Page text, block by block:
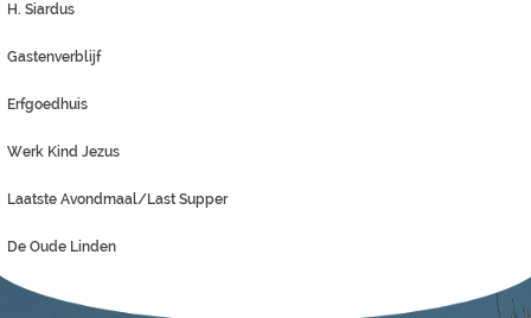
H. Siardus
Gastenverblijf
Erfgoedhuis
Werk Kind Jezus
Laatste Avondmaal/Last Supper
De Oude Linden